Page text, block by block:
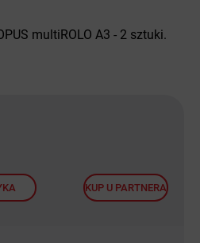
KUP U PARTNERA
multiROLO A3 - 2 sztuki.